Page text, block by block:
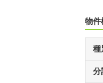
物件
種
分